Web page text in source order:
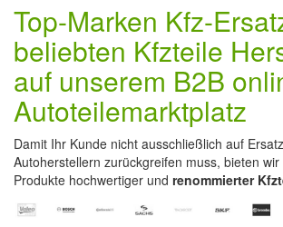
Top-Marken Kfz-
beliebten Kfzteile
auf unserem B2B
Autoteilemarktplatz
Damit Ihr Kunde nicht ausschließlich auf
Autoherstellern zurückgreifen muss, bieten
Produkte hochwertiger und renommierter